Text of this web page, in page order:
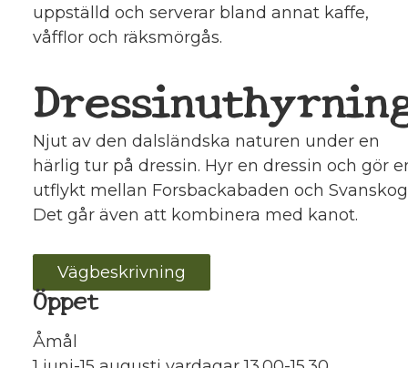
uppställd och serverar bland annat kaffe,
våfflor och räksmörgås.
Njut av den dalsländska naturen under en
härlig tur på dressin. Hyr en dressin och gör
utflykt mellan Forsbackabaden och
Det går även att kombinera med kanot.
Vägbeskrivning
Öppet
Åmål